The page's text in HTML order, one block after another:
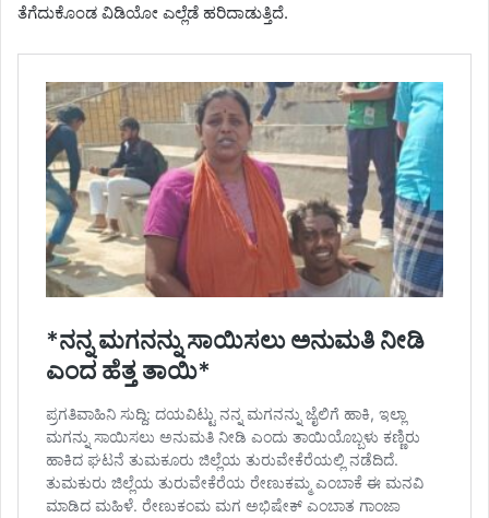
ತೆಗೆದುಕೊಂಡ ವಿಡಿಯೋ ಎಲ್ಲೆಡೆ ಹರಿದಾಡುತ್ತಿದೆ.